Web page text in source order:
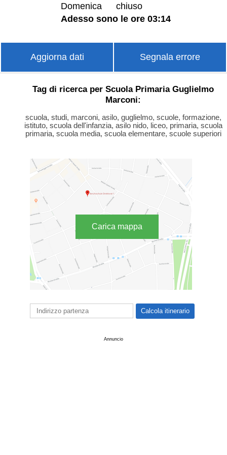
Domenica
chiuso
Adesso sono le ore 03:14
Aggiorna dati Segnala errore
Tag di ricerca per Scuola Primaria Guglielmo
Marconi:
scuola, studi, marconi, asilo, guglielmo, scuole, formazione,
istituto, scuola dell'infanzia, asilo nido, liceo, primaria, scuola
primaria, scuola media, scuola elementare, scuole superiori
Carica mappa
Annuncio